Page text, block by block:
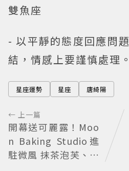
雙魚座
- 以平靜的態度回應問
結，情感上要謹慎處理。
星座運勢 星座 唐綺陽
← 上一篇
開幕送可麗露！Moo
n Baking Studio進
駐微風 抹茶泡芙、芒